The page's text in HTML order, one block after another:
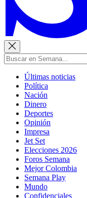
Últimas noticias
Política
Nación
Dinero
Deportes
Opinión
Impresa
Jet Set
Elecciones 2026
Foros Semana
Mejor Colombia
Semana Play
Mundo
Confidenciales